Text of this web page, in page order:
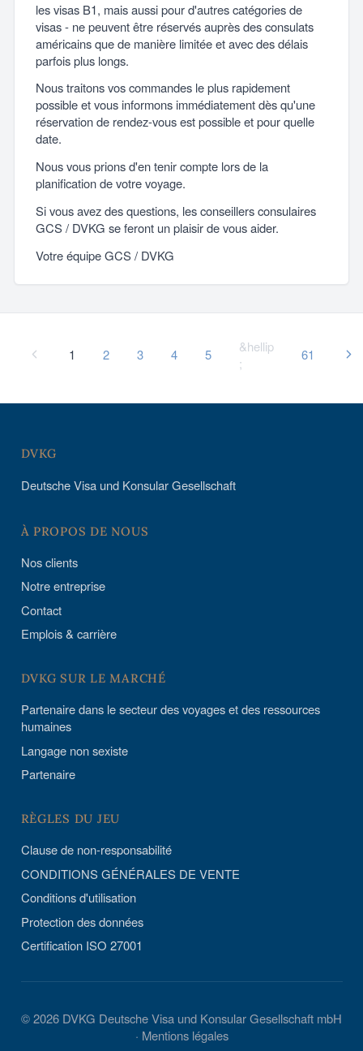
les visas B1, mais aussi pour d'autres catégories de
visas - ne peuvent être réservés auprès des consulats
américains que de manière limitée et avec des délais
parfois plus longs.
Nous traitons vos commandes le plus rapidement
possible et vous informons immédiatement dès qu'une
réservation de rendez-vous est possible et pour quelle
date.
Nous vous prions d'en tenir compte lors de la
planification de votre voyage.
Si vous avez des questions, les conseillers consulaires
GCS / DVKG se feront un plaisir de vous aider.
Votre équipe GCS / DVKG
1 2 3 4 5
&hellip
;
61
DVKG
Deutsche Visa und Konsular Gesellschaft
À PROPOS DE NOUS
Nos clients
Notre entreprise
Contact
Emplois & carrière
DVKG SUR LE MARCHÉ
Partenaire dans le secteur des voyages et des ressources
humaines
Langage non sexiste
Partenaire
RÈGLES DU JEU
Clause de non-responsabilité
CONDITIONS GÉNÉRALES DE VENTE
Conditions d'utilisation
Protection des données
Certification ISO 27001
© 2026 DVKG Deutsche Visa und Konsular Gesellschaft mbH
· Mentions légales